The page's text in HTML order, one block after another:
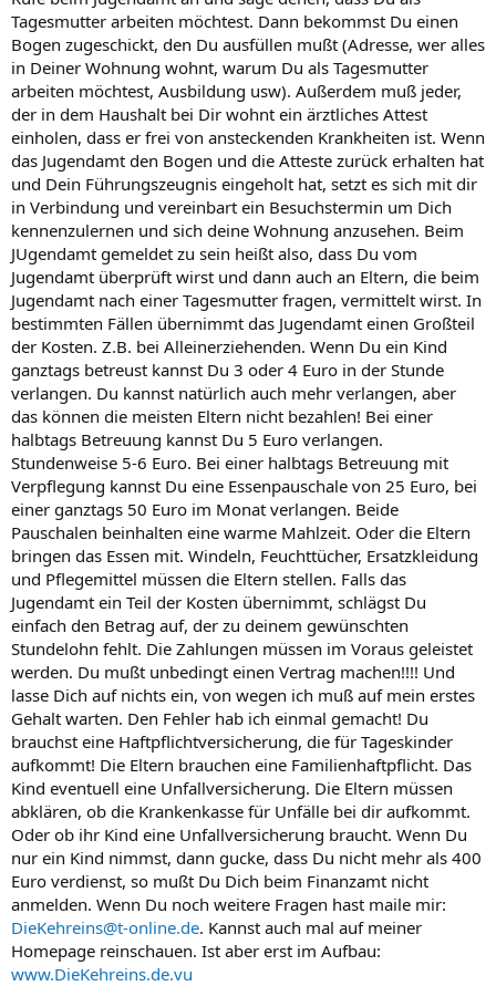
Tagesmutter arbeiten möchtest. Dann bekommst Du einen
Bogen zugeschickt, den Du ausfüllen mußt (Adresse, wer alles
in Deiner Wohnung wohnt, warum Du als Tagesmutter
arbeiten möchtest, Ausbildung usw). Außerdem muß jeder,
der in dem Haushalt bei Dir wohnt ein ärztliches Attest
einholen, dass er frei von ansteckenden Krankheiten ist. Wenn
das Jugendamt den Bogen und die Atteste zurück erhalten hat
und Dein Führungszeugnis eingeholt hat, setzt es sich mit dir
in Verbindung und vereinbart ein Besuchstermin um Dich
kennenzulernen und sich deine Wohnung anzusehen. Beim
JUgendamt gemeldet zu sein heißt also, dass Du vom
Jugendamt überprüft wirst und dann auch an Eltern, die beim
Jugendamt nach einer Tagesmutter fragen, vermittelt wirst. In
bestimmten Fällen übernimmt das Jugendamt einen Großteil
der Kosten. Z.B. bei Alleinerziehenden. Wenn Du ein Kind
ganztags betreust kannst Du 3 oder 4 Euro in der Stunde
verlangen. Du kannst natürlich auch mehr verlangen, aber
das können die meisten Eltern nicht bezahlen! Bei einer
halbtags Betreuung kannst Du 5 Euro verlangen.
Stundenweise 5-6 Euro. Bei einer halbtags Betreuung mit
Verpflegung kannst Du eine Essenpauschale von 25 Euro, bei
einer ganztags 50 Euro im Monat verlangen. Beide
Pauschalen beinhalten eine warme Mahlzeit. Oder die Eltern
bringen das Essen mit. Windeln, Feuchttücher, Ersatzkleidung
und Pflegemittel müssen die Eltern stellen. Falls das
Jugendamt ein Teil der Kosten übernimmt, schlägst Du
einfach den Betrag auf, der zu deinem gewünschten
Stundelohn fehlt. Die Zahlungen müssen im Voraus geleistet
werden. Du mußt unbedingt einen Vertrag machen!!!! Und
lasse Dich auf nichts ein, von wegen ich muß auf mein erstes
Gehalt warten. Den Fehler hab ich einmal gemacht! Du
brauchst eine Haftpflichtversicherung, die für Tageskinder
aufkommt! Die Eltern brauchen eine Familienhaftpflicht. Das
Kind eventuell eine Unfallversicherung. Die Eltern müssen
abklären, ob die Krankenkasse für Unfälle bei dir aufkommt.
Oder ob ihr Kind eine Unfallversicherung braucht. Wenn Du
nur ein Kind nimmst, dann gucke, dass Du nicht mehr als 400
Euro verdienst, so mußt Du Dich beim Finanzamt nicht
anmelden. Wenn Du noch weitere Fragen hast maile mir:
DieKehreins@t-online.de. Kannst auch mal auf meiner
Homepage reinschauen. Ist aber erst im Aufbau:
www.DieKehreins.de.vu